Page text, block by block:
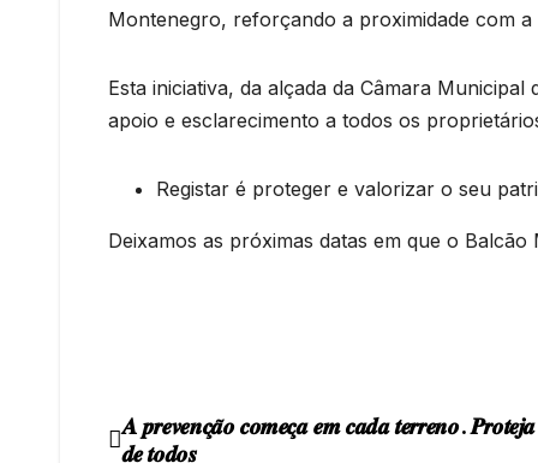
Montenegro, reforçando a proximidade com
Esta iniciativa, da alçada da Câmara
apoio e esclarecimento a todos os
Registar é proteger e valorizar o seu
Deixamos as próximas datas em que o
Navegação
𝑨 𝒑𝒓𝒆𝒗𝒆𝒏𝒄̧𝒂̃𝒐 𝒄𝒐𝒎𝒆𝒄̧𝒂 𝒆𝒎 𝒄𝒂𝒅𝒂 𝒕𝒆𝒓𝒓𝒆𝒏𝒐.
𝒅𝒆 𝒕𝒐𝒅𝒐𝒔